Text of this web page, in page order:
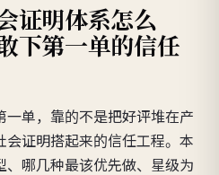
证明体系怎么
下第一单的信任
一单，靠的不是把好评堆在产
会证明搭起来的信任工程。本
哪几种最该优先做、星级为